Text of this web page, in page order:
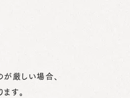
厳しい場合、
す。